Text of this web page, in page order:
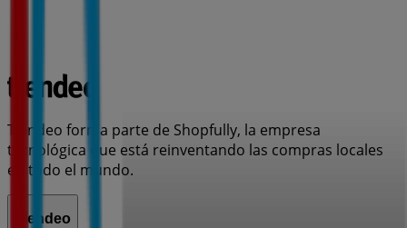
Tiendeo forma parte de Shopfully, la empresa
tecnológica que está reinventando las compras locales
en todo el mundo.
Tiendeo